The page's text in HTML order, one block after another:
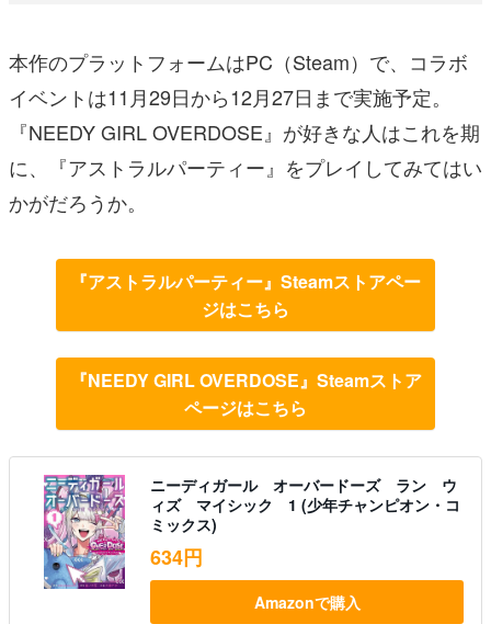
本作のプラットフォームはPC（Steam）で、コラボ
イベントは11月29日から12月27日まで実施予定。
『NEEDY GIRL OVERDOSE』が好きな人はこれを期
に、『アストラルパーティー』をプレイしてみてはい
かがだろうか。
『アストラルパーティー』Steamストアペー
ジはこちら
『NEEDY GIRL OVERDOSE』Steamストア
ページはこちら
ニーディガール オーバードーズ ラン ウ
ィズ マイシック 1 (少年チャンピオン・コ
ミックス)
634円
Amazonで購入